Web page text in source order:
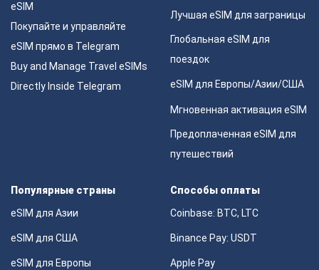
eSIM
Покупайте и управляйте
eSIM прямо в Telegram
Buy and Manage Travel eSIMs
Directly Inside Telegram
Лучшая eSIM для заграницы
Глобальная eSIM для
поездок
eSIM для Европы/Азии/США
Мгновенная активация eSIM
Предоплаченная eSIM для
путешествий
Популярные страны
eSIM для Азии
eSIM для США
eSIM для Европы
Способы оплаты
Coinbase: BTC, LTC
Binance Pay: USDT
Apple Pay